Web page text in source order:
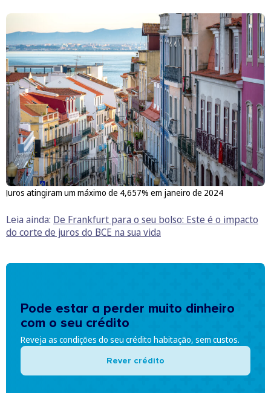
Juros atingiram um máximo de 4,657% em janeiro de 2024
Leia ainda: De Frankfurt para o seu bolso: Este é o impacto
do corte de juros do BCE na sua vida
Pode estar a perder muito dinheiro
com o seu crédito
Reveja as condições do seu crédito habitação, sem custos.
Rever crédito